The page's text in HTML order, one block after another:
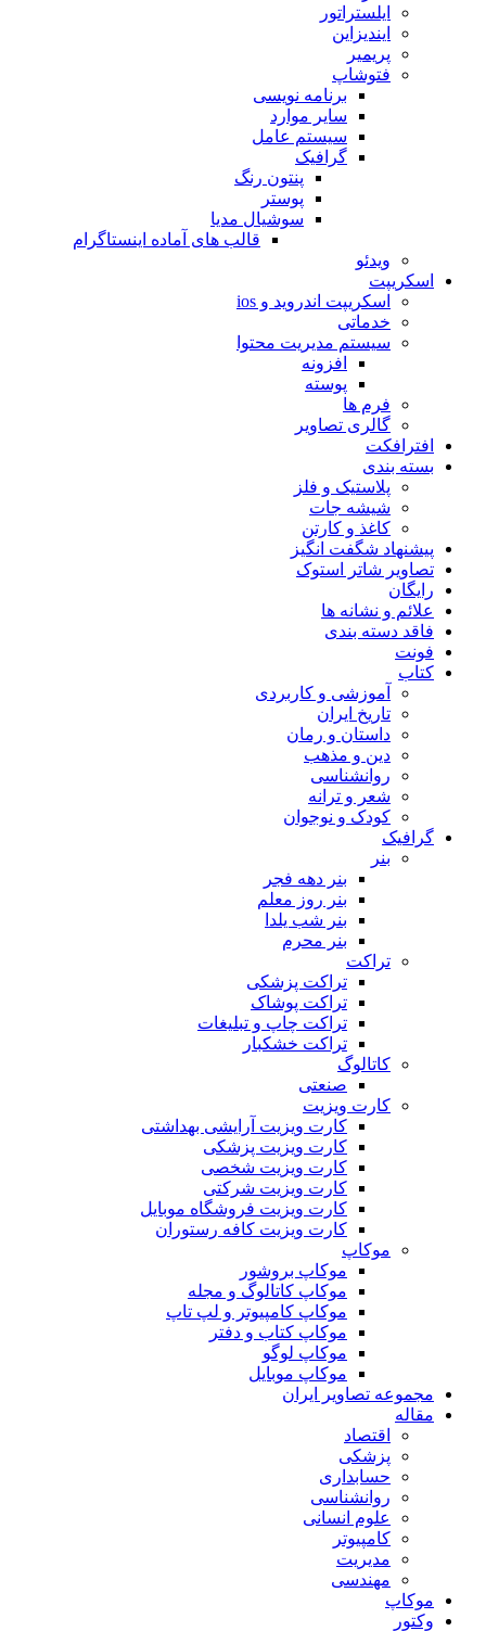
ایلستراتور
ایندیزاین
پریمیر
فتوشاپ
برنامه نویسی
سایر موارد
سیستم عامل
گرافیک
پنتون رنگ
پوستر
سوشیال مدیا
قالب های آماده اینستاگرام
ویدئو
اسکریپت
اسکریپت اندروید و ios
خدماتی
سیستم مدیریت محتوا
افزونه
پوسته
فرم ها
گالری تصاویر
افترافکت
بسته بندی
پلاستیک و فلز
شیشه جات
کاغذ و کارتن
پیشنهاد شگفت انگیز
تصاویر شاتر استوک
رایگان
علائم و نشانه ها
فاقد دسته بندی
فونت
کتاب
آموزشی و کاربردی
تاریخ ایران
داستان و رمان
دین و مذهب
روانشناسی
شعر و ترانه
کودک و نوجوان
گرافیک
بنر
بنر دهه فجر
بنر روز معلم
بنر شب یلدا
بنر محرم
تراکت
تراکت پزشکی
تراکت پوشاک
تراکت چاپ و تبلیغات
تراکت خشکبار
کاتالوگ
صنعتی
کارت ویزیت
کارت ویزیت آرایشی بهداشتی
کارت ویزیت پزشکی
کارت ویزیت شخصی
کارت ویزیت شرکتی
کارت ویزیت فروشگاه موبایل
کارت ویزیت کافه رستوران
موکاپ
موکاپ بروشور
موکاپ کاتالوگ و مجله
موکاپ کامپیوتر و لپ تاپ
موکاپ کتاب و دفتر
موکاپ لوگو
موکاپ موبایل
مجموعه تصاویر ایران
مقاله
اقتصاد
پزشکی
حسابداری
روانشناسی
علوم انسانی
کامپیوتر
مدیریت
مهندسی
موکاپ
وکتور